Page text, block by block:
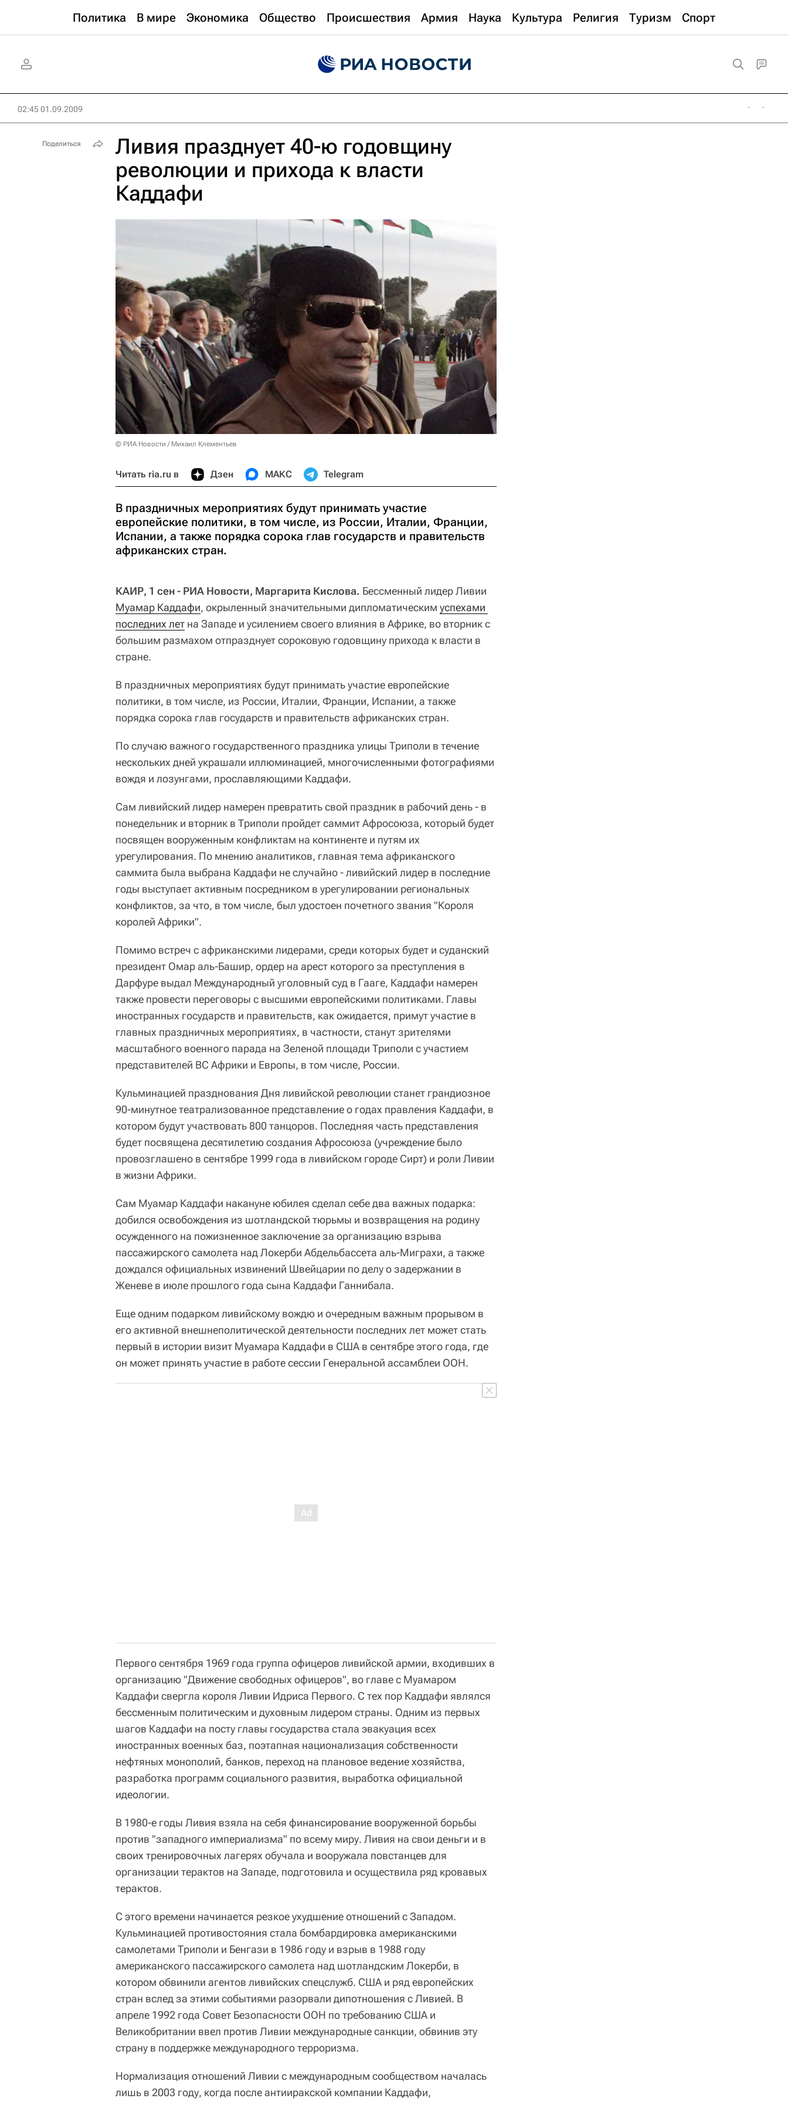
Политика В мире Экономика Общество Происшествия Армия Наука Культура Религия Туризм Спорт
02:45 01.09.2009
Ливия празднует 40-ю годовщину
революции и прихода к власти
Каддафи
© РИА Новости / Михаил Клементьев
Читать ria.ru в Дзен МАКС Telegram
В праздничных мероприятиях будут принимать участие
европейские политики, в том числе, из России, Италии, Франции,
Испании, а также порядка сорока глав государств и правительств
африканских стран.
КАИР, 1 сен - РИА Новости, Маргарита Кислова. Бессменный лидер Ливии
Муамар Каддафи, окрыленный значительными дипломатическим успехами
последних лет на Западе и усилением своего влияния в Африке, во вторник с
большим размахом отпразднует сороковую годовщину прихода к власти в
стране.
В праздничных мероприятиях будут принимать участие европейские
политики, в том числе, из России, Италии, Франции, Испании, а также
порядка сорока глав государств и правительств африканских стран.
По случаю важного государственного праздника улицы Триполи в течение
нескольких дней украшали иллюминацией, многочисленными фотографиями
вождя и лозунгами, прославляющими Каддафи.
Сам ливийский лидер намерен превратить свой праздник в рабочий день - в
понедельник и вторник в Триполи пройдет саммит Афросоюза, который будет
посвящен вооруженным конфликтам на континенте и путям их
урегулирования. По мнению аналитиков, главная тема африканского
саммита была выбрана Каддафи не случайно - ливийский лидер в последние
годы выступает активным посредником в урегулировании региональных
конфликтов, за что, в том числе, был удостоен почетного звания "Короля
королей Африки".
Помимо встреч с африканскими лидерами, среди которых будет и суданский
президент Омар аль-Башир, ордер на арест которого за преступления в
Дарфуре выдал Международный уголовный суд в Гааге, Каддафи намерен
также провести переговоры с высшими европейскими политиками. Главы
иностранных государств и правительств, как ожидается, примут участие в
главных праздничных мероприятиях, в частности, станут зрителями
масштабного военного парада на Зеленой площади Триполи с участием
представителей ВС Африки и Европы, в том числе, России.
Кульминацией празднования Дня ливийской революции станет грандиозное
90-минутное театрализованное представление о годах правления Каддафи, в
котором будут участвовать 800 танцоров. Последняя часть представления
будет посвящена десятилетию создания Афросоюза (учреждение было
провозглашено в сентябре 1999 года в ливийском городе Сирт) и роли Ливии
в жизни Африки.
Сам Муамар Каддафи накануне юбилея сделал себе два важных подарка:
добился освобождения из шотландской тюрьмы и возвращения на родину
осужденного на пожизненное заключение за организацию взрыва
пассажирского самолета над Локерби Абдельбассета аль-Миграхи, а также
дождался официальных извинений Швейцарии по делу о задержании в
Женеве в июле прошлого года сына Каддафи Ганнибала.
Еще одним подарком ливийскому вождю и очередным важным прорывом в
его активной внешнеполитической деятельности последних лет может стать
первый в истории визит Муамара Каддафи в США в сентябре этого года, где
он может принять участие в работе сессии Генеральной ассамблеи ООН.
Первого сентября 1969 года группа офицеров ливийской армии, входивших в
организацию "Движение свободных офицеров", во главе с Муамаром
Каддафи свергла короля Ливии Идриса Первого. С тех пор Каддафи являлся
бессменным политическим и духовным лидером страны. Одним из первых
шагов Каддафи на посту главы государства стала эвакуация всех
иностранных военных баз, поэтапная национализация собственности
нефтяных монополий, банков, переход на плановое ведение хозяйства,
разработка программ социального развития, выработка официальной
идеологии.
В 1980-е годы Ливия взяла на себя финансирование вооруженной борьбы
против "западного империализма" по всему миру. Ливия на свои деньги и в
своих тренировочных лагерях обучала и вооружала повстанцев для
организации терактов на Западе, подготовила и осуществила ряд кровавых
терактов.
С этого времени начинается резкое ухудшение отношений с Западом.
Кульминацией противостояния стала бомбардировка американскими
самолетами Триполи и Бенгази в 1986 году и взрыв в 1988 году
американского пассажирского самолета над шотландским Локерби, в
котором обвинили агентов ливийских спецслужб. США и ряд европейских
стран вслед за этими событиями разорвали дипотношения с Ливией. В
апреле 1992 года Совет Безопасности ООН по требованию США и
Великобритании ввел против Ливии международные санкции, обвинив эту
страну в поддержке международного терроризма.
Нормализация отношений Ливии с международным сообществом началась
лишь в 2003 году, когда после антииракской компании Каддафи,
Поделиться